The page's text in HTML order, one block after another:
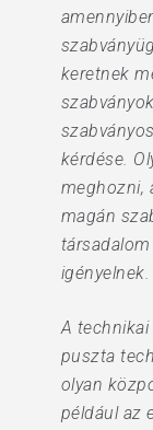
keretnek
kérdése.
meghozni,
magán
igényelnek.
A
puszta
olyan
például az